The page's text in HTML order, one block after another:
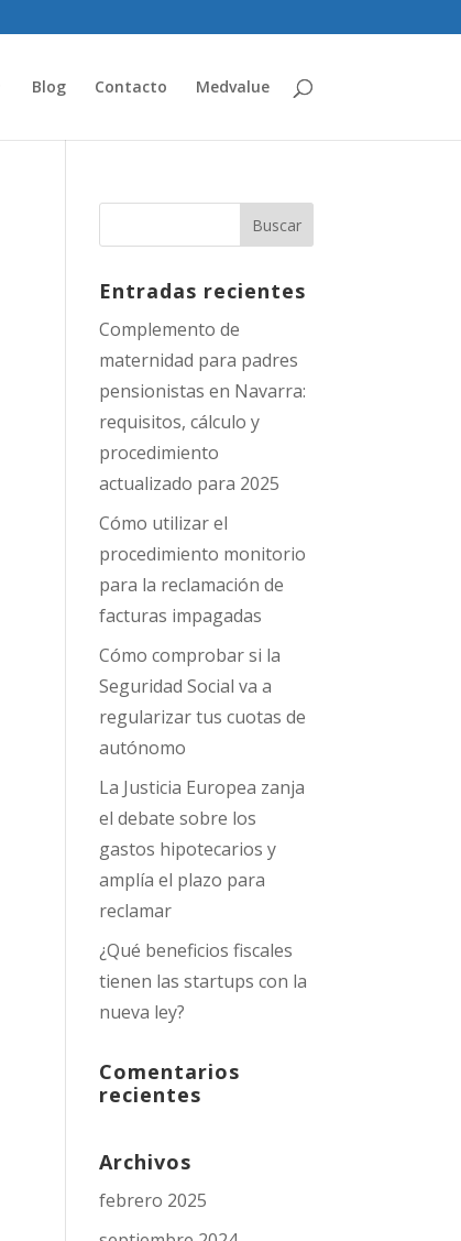
Blog Contacto Medvalue
Entradas recientes
Complemento de
maternidad para padres
pensionistas en Navarra:
requisitos, cálculo y
procedimiento
actualizado para 2025
Cómo utilizar el
procedimiento monitorio
para la reclamación de
facturas impagadas
Cómo comprobar si la
Seguridad Social va a
regularizar tus cuotas de
autónomo
La Justicia Europea zanja
el debate sobre los
gastos hipotecarios y
amplía el plazo para
reclamar
¿Qué beneficios fiscales
tienen las startups con la
nueva ley?
Comentarios
recientes
Archivos
febrero 2025